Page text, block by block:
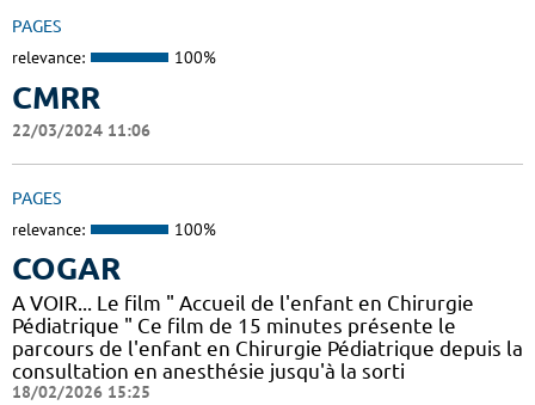
PAGES
relevance: 100%
CMRR
22/03/2024 11:06
PAGES
relevance: 100%
COGAR
A VOIR... Le film " Accueil de l'enfant en Chirurgie
Pédiatrique " Ce film de 15 minutes présente le
parcours de l'enfant en Chirurgie Pédiatrique depuis la
consultation en anesthésie jusqu'à la sorti
18/02/2026 15:25